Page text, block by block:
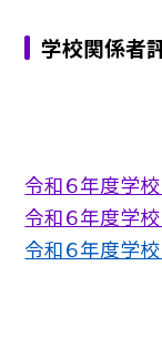
学校関係者
令和６年度学
令和６年度学校
令和６年度学校